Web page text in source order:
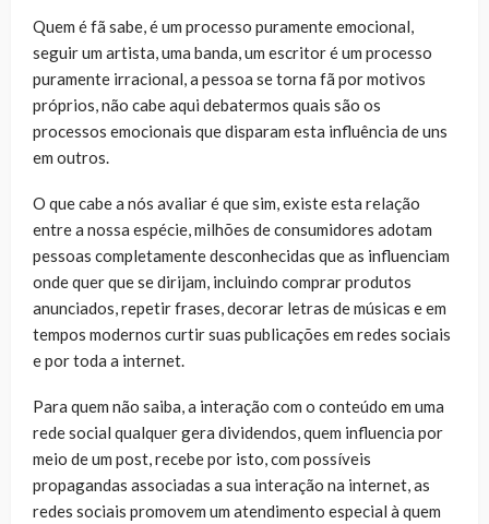
Quem é fã sabe, é um processo puramente emocional,
seguir um artista, uma banda, um escritor é um processo
puramente irracional, a pessoa se torna fã por motivos
próprios, não cabe aqui debatermos quais são os
processos emocionais que disparam esta influência de uns
em outros.
O que cabe a nós avaliar é que sim, existe esta relação
entre a nossa espécie, milhões de consumidores adotam
pessoas completamente desconhecidas que as influenciam
onde quer que se dirijam, incluindo comprar produtos
anunciados, repetir frases, decorar letras de músicas e em
tempos modernos curtir suas publicações em redes sociais
e por toda a internet.
Para quem não saiba, a interação com o conteúdo em uma
rede social qualquer gera dividendos, quem influencia por
meio de um post, recebe por isto, com possíveis
propagandas associadas a sua interação na internet, as
redes sociais promovem um atendimento especial à quem